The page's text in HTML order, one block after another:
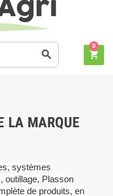
search shopping_cart
0
LA MARQUE
systèmes
outillage, Plasson
de produits, en